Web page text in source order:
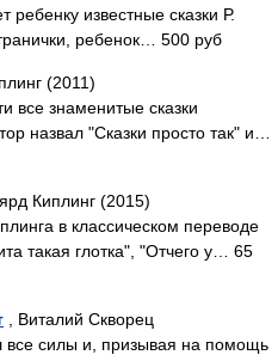
ребенку известные сказки Р.
ребенок… 500 руб
(2011)
все знаменитые сказки
назвал "Сказки просто так" и…
Киплинг (2015)
в классическом переводе
такая глотка", "Отчего у… 65
, Виталий Скворец
все силы и, призывая на помощь